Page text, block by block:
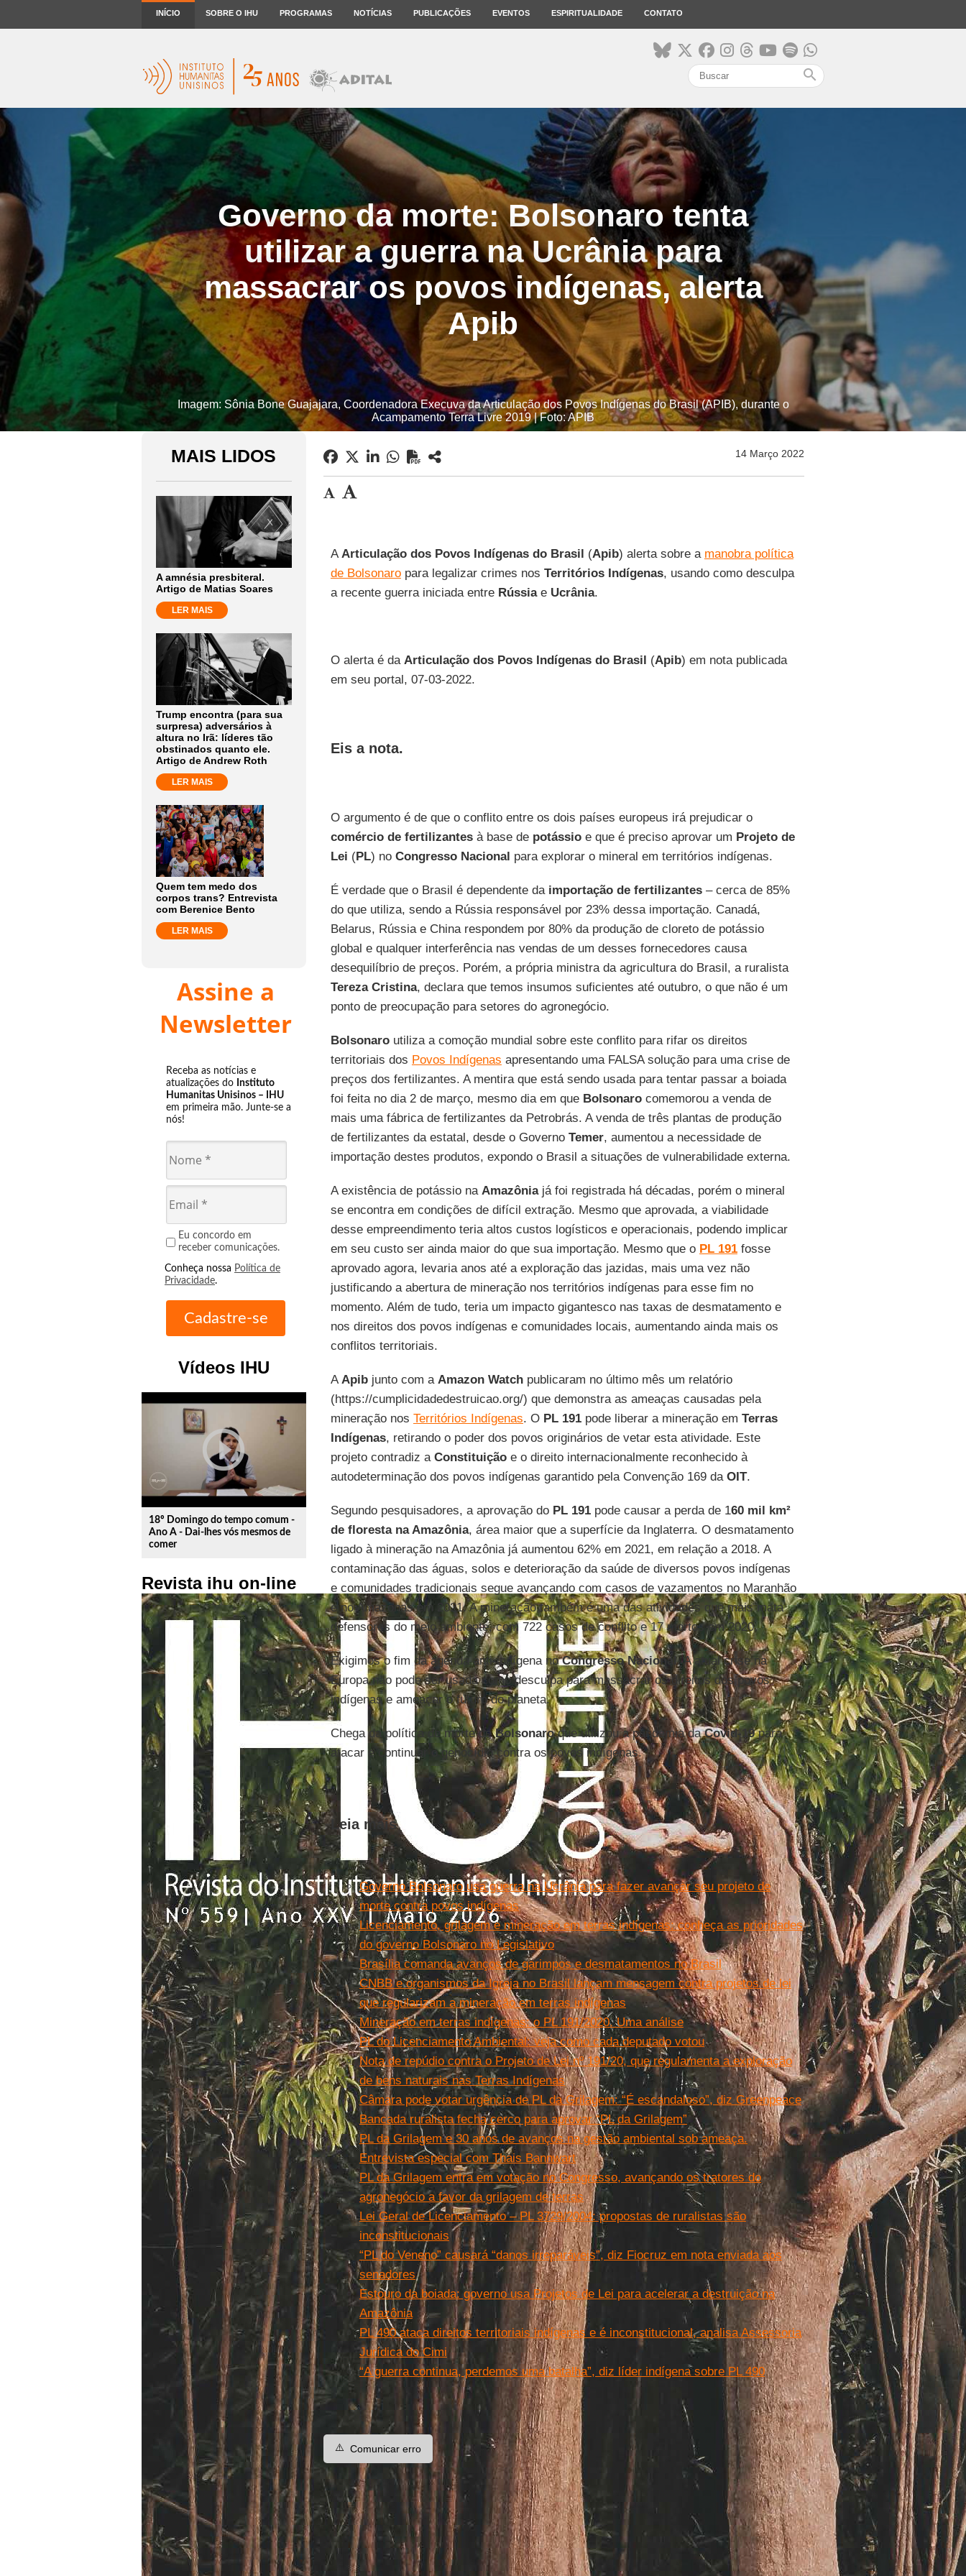
INÍCIO SOBRE O IHU PROGRAMAS NOTÍCIAS PUBLICAÇÕES EVENTOS ESPIRITUALIDADE CONTATO
search
Governo da morte: Bolsonaro tenta
utilizar a guerra na Ucrânia para
massacrar os povos indígenas, alerta
Apib
Imagem: Sônia Bone Guajajara, Coordenadora Execuva da Articulação dos Povos Indígenas do Brasil (APIB), durante o
Acampamento Terra Livre 2019 | Foto: APIB
MAIS LIDOS
A amnésia presbiteral.
Artigo de Matias Soares
LER MAIS
Trump encontra (para sua
surpresa) adversários à
altura no Irã: líderes tão
obstinados quanto ele.
Artigo de Andrew Roth
LER MAIS
Quem tem medo dos
corpos trans? Entrevista
com Berenice Bento
LER MAIS
Assine a
Newsletter
Receba as notícias e
atualizações do Instituto
Humanitas Unisinos – IHU
em primeira mão. Junte-se a
nós!
Eu concordo em
receber comunicações.
Conheça nossa Política de
Privacidade.
Vídeos IHU
play_circle_outline
18º Domingo do tempo comum -
Ano A - Dai-lhes vós mesmos de
comer
Revista ihu on-line
14 Março 2022
AArticulação dos Povos Indígenas do Brasil (Apib) alerta sobre a manobra política
de Bolsonaropara legalizar crimes nos Territórios Indígenas, usando como desculpa
a recente guerra iniciada entre Rússiae Ucrânia.
O alerta é da Articulação dos Povos Indígenas do Brasil (Apib) em nota publicada
em seu portal, 07-03-2022.
Eis a nota.
O argumento é de que o conflito entre os dois países europeus irá prejudicar o
comércio de fertilizantesà base de potássioe que é preciso aprovar um Projeto de
Lei (PL) noCongresso Nacional para explorar o mineral em territórios indígenas.
É verdade que o Brasil é dependente da importação de fertilizantes– cerca de 85%
do que utiliza, sendo a Rússia responsável por 23% dessa importação. Canadá,
Belarus, Rússia e China respondem por 80% da produção de cloreto de potássio
global e qualquer interferência nas vendas de um desses fornecedores causa
desequilíbrio de preços. Porém, a própria ministra da agricultura do Brasil, a ruralista
Tereza Cristina, declara que temos insumos suficientes até outubro, o que não é um
ponto de preocupação para setores do agronegócio.
Bolsonaroutiliza a comoção mundial sobre este conflito para rifar os direitos
territoriais dos Povos Indígenas apresentando uma FALSA solução para uma crise de
preços dos fertilizantes. A mentira que está sendo usada para tentar passar a boiada
foi feita no dia 2 de março, mesmo dia em que Bolsonarocomemorou a venda de
mais uma fábrica de fertilizantes da Petrobrás. A venda de três plantas de produção
de fertilizantes da estatal, desde o Governo Temer, aumentou a necessidade de
importação destes produtos, expondo o Brasil a situações de vulnerabilidade externa.
A existência de potássio na Amazôniajá foi registrada há décadas, porém o mineral
se encontra em condições de difícil extração. Mesmo que aprovada, a viabilidade
desse empreendimento teria altos custos logísticos e operacionais, podendo implicar
em seu custo ser ainda maior do que sua importação. Mesmo que o PL 191fosse
aprovado agora, levaria anos até a exploração das jazidas, mais uma vez não
justificando a abertura de mineração nos territórios indígenas para esse fim no
momento. Além de tudo, teria um impacto gigantesco nas taxas de desmatamento e
nos direitos dos povos indígenas e comunidades locais, aumentando ainda mais os
conflitos territoriais.
AApibjunto com a Amazon Watchpublicaram no último mês um relatório
(https://cumplicidadedestruicao.org/) que demonstra as ameaças causadas pela
mineração nos Territórios Indígenas. O PL 191pode liberar a mineração em Terras
Indígenas, retirando o poder dos povos originários de vetar esta atividade. Este
projeto contradiz a Constituiçãoe o direito internacionalmente reconhecido à
autodeterminação dos povos indígenas garantido pela Convenção 169 da OIT.
Segundo pesquisadores, a aprovação do PL 191pode causar a perda de 160 mil km²
de floresta na Amazônia, área maior que a superfície da Inglaterra. O desmatamento
ligado à mineração na Amazônia já aumentou 62% em 2021, em relação a 2018. A
contaminação das águas, solos e deterioração da saúde de diversos povos indígenas
e comunidades tradicionais segue avançando com casos de vazamentos no Maranhão
e no Amazonas em 2021. A mineração também é uma das atividades que mais mata
defensores do meio ambiente, com 722 casos de conflito e 17 mortos em 2020.
Exigimos o fim da agenda anti-indígena noCongresso Nacional. A atual crise na
Europa não pode ser usada como desculpa para massacrar os direitos dos povos
indígenas e ameaçar o futuro do planeta.
Chega da política de morte deBolsonaroque utilizou a pandemia daCovid-19para
atacar e continuar o genocídio contra os povos indígenas.
Leia mais
Governo Bolsonaro usa guerra na Ucrânia para fazer avançar seu projeto de
morte contra povos indígenas
Licenciamento, grilagem e mineração em terras indígenas: conheça as prioridades
do governo Bolsonaro no Legislativo
Brasília comanda avanços de garimpos e desmatamentos no Brasil
CNBB e organismos da Igreja no Brasil lançam mensagem contra projetos de lei
que regularizam a mineração em terras indígenas
Mineração em terras indígenas: o PL 191/2020. Uma análise
PL do Licenciamento Ambiental: veja como cada deputado votou
Nota de repúdio contra o Projeto de Lei nº 191/20, que regulamenta a exploração
de bens naturais nas Terras Indígenas
Câmara pode votar urgência de PL da Grilagem: “É escandaloso”, diz Greenpeace
Bancada ruralista fecha cerco para aprovar “PL da Grilagem”
PL da Grilagem e 30 anos de avanços na gestão ambiental sob ameaça.
Entrevista especial com Thais Bannwart
PL da Grilagem entra em votação no Congresso, avançando os tratores do
agronegócio a favor da grilagem de terras
Lei Geral de Licenciamento – PL 3729/2004: propostas de ruralistas são
inconstitucionais
“PL do Veneno” causará “danos irreparáveis”, diz Fiocruz em nota enviada aos
senadores
Estouro da boiada: governo usa Projetos de Lei para acelerar a destruição na
Amazônia
PL 490 ataca direitos territoriais indígenas e é inconstitucional, analisa Assessoria
Jurídica do Cimi
“A guerra continua, perdemos uma batalha”, diz líder indígena sobre PL 490
⚠️ Comunicar erro